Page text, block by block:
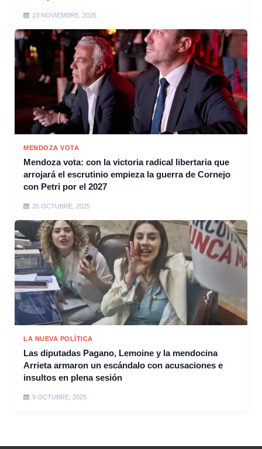
23 NOVIEMBRE, 2025
MENDOZA VOTA
Mendoza vota: con la victoria radical libertaria que
arrojará el escrutinio empieza la guerra de Cornejo
con Petri por el 2027
26 OCTUBRE, 2025
LA NUEVA POLÍTICA
Las diputadas Pagano, Lemoine y la mendocina
Arrieta armaron un escándalo con acusaciones e
insultos en plena sesión
9 OCTUBRE, 2025